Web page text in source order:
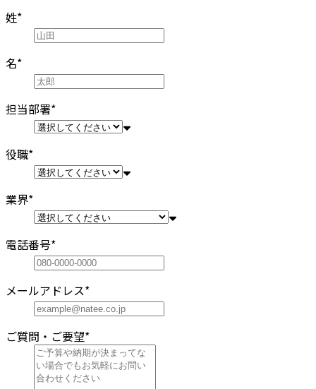
姓*
名*
担当部署*
役職*
業界*
電話番号*
メールアドレス*
ご質問・ご要望*